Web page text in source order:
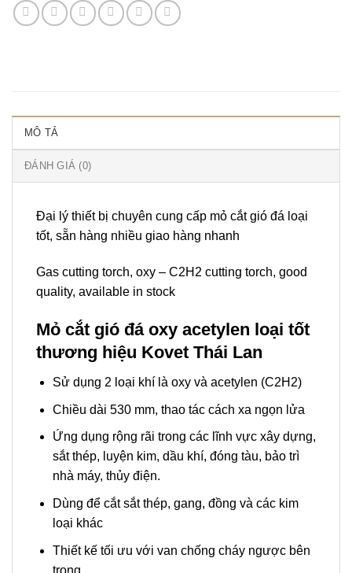
MÔ TẢ
ĐÁNH GIÁ (0)
Đại lý thiết bị chuyên cung cấp mỏ cắt gió đá loại
tốt, sẵn hàng nhiều giao hàng nhanh
Gas cutting torch, oxy – C2H2 cutting torch, good
quality, available in stock
Mỏ cắt gió đá oxy acetylen loại tốt
thương hiệu Kovet Thái Lan
Sử dụng 2 loại khí là oxy và acetylen (C2H2)
Chiều dài 530 mm, thao tác cách xa ngọn lửa
Ứng dụng rộng rãi trong các lĩnh vực xây dựng,
sắt thép, luyện kim, dầu khí, đóng tàu, bảo trì
nhà máy, thủy điện.
Dùng để cắt sắt thép, gang, đồng và các kim
loại khác
Thiết kế tối ưu với van chống cháy ngược bên
trong